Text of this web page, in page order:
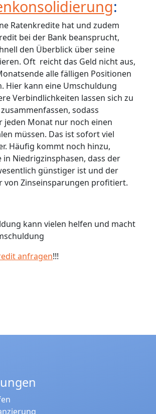
:
Ratenkredite hat und zudem
bei der Bank beansprucht,
den Überblick über seine
Oft reicht das Geld nicht aus,
alle fälligen Positionen
Hier kann eine Umschuldung
Verbindlichkeiten lassen sich zu
sodass
jeden Monat nur noch einen
müssen. Das ist sofort viel
Häufig kommt noch hinzu,
in Niedrigzinsphasen, dass der
günstiger ist und der
von Zinseinsparungen profitiert.
kann vielen helfen und macht
anfragen!!!